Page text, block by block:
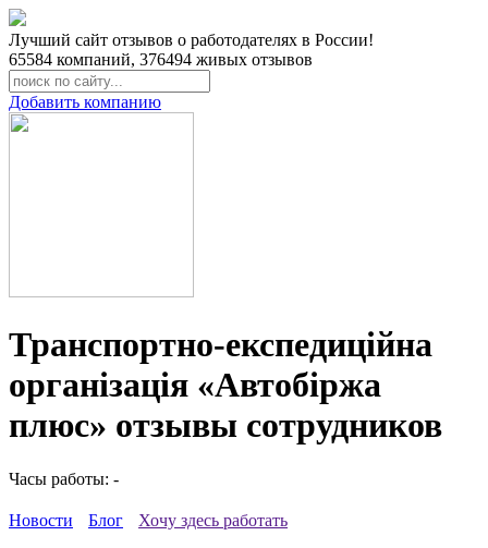
Лучший сайт отзывов о работодателях в России!
65584 компаний, 376494 живых отзывов
Добавить компанию
Транспортно-експедиційна
організація «Автобіржа
плюс» отзывы сотрудников
Часы работы: -
Новости Блог Хочу здесь работать